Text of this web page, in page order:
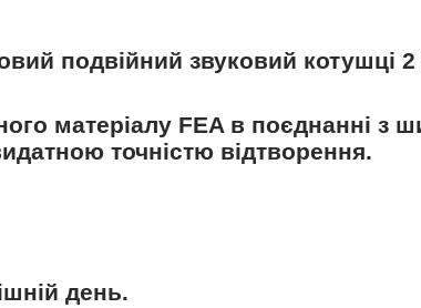
подвійний звуковий котушці
матеріалу FEA в поєднанні
точністю відтворення.
день.